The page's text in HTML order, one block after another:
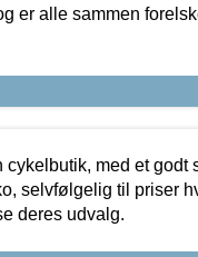
er alle sammen
med et godt
selvfølgelig til priser
deres udvalg.